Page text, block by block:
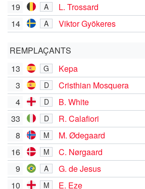
19 A L. Trossard
14 A Viktor Gyökeres
REMPLAÇANTS
13
G
Kepa
3
D
Cristhian Mosquera
4
D
B. White
33
D R. Calafiori
8 M M. Ødegaard
16 M
C. Nørgaard
9
A G. de Jesus
10 M E. Eze